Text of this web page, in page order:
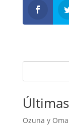
Ozuna y